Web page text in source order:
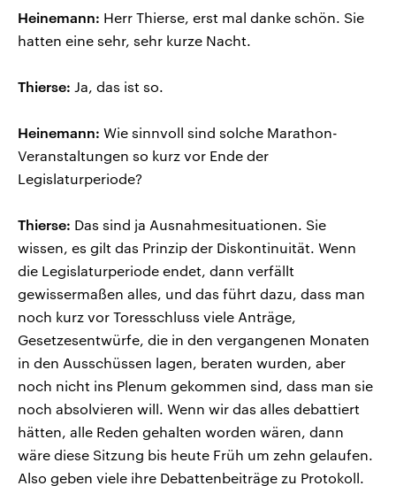
Heinemann: Herr Thierse, erst mal danke schön. Sie
hatten eine sehr, sehr kurze Nacht.
Thierse: Ja, das ist so.
Heinemann: Wie sinnvoll sind solche Marathon-
Veranstaltungen so kurz vor Ende der
Legislaturperiode?
Thierse: Das sind ja Ausnahmesituationen. Sie
wissen, es gilt das Prinzip der Diskontinuität. Wenn
die Legislaturperiode endet, dann verfällt
gewissermaßen alles, und das führt dazu, dass man
noch kurz vor Toresschluss viele Anträge,
Gesetzesentwürfe, die in den vergangenen Monaten
in den Ausschüssen lagen, beraten wurden, aber
noch nicht ins Plenum gekommen sind, dass man sie
noch absolvieren will. Wenn wir das alles debattiert
hätten, alle Reden gehalten worden wären, dann
wäre diese Sitzung bis heute Früh um zehn gelaufen.
Also geben viele ihre Debattenbeiträge zu Protokoll.